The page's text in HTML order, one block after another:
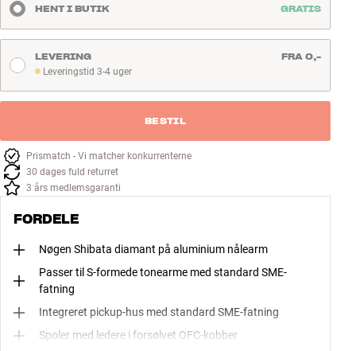
Find Butik
Kundeservice
Log ind
Kundeservice
Byg med Lyd
HENT I BUTIK GRATIS
Leveringstid 3-4 uger
Leveringstid 3-4 uger
LEVERING FRA 0,-
BESTIL
Prismatch - Vi matcher konkurrenterne
30 dages fuld returret
3 års medlemsgaranti
FORDELE
Nøgen Shibata diamant på aluminium nålearm
Passer til S-formede tonearme med standard SME-
fatning
Integreret pickup-hus med standard SME-fatning
Spoler med ledere i forsølvet OFC-kobber